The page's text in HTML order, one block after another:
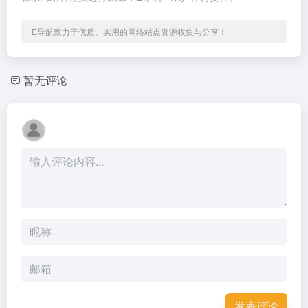
E导航致力于优质、实用的网络站点资源收集与分享！
暂无评论